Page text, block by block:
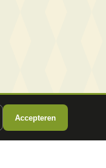
Accepteren